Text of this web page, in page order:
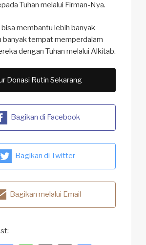
Tuhan melalui Firman-Nya.
bisa membantu lebih banyak
banyak tempat memperdalam
dengan Tuhan melalui Alkitab.
Donasi Rutin Sekarang
Bagikan di Facebook
Bagikan di Twitter
Bagikan melalui Email